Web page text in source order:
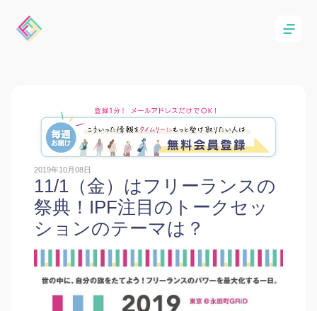
2019年10月08日
11/1（金）はフリーランスの
祭典！IPF注目のトークセッ
ションのテーマは？